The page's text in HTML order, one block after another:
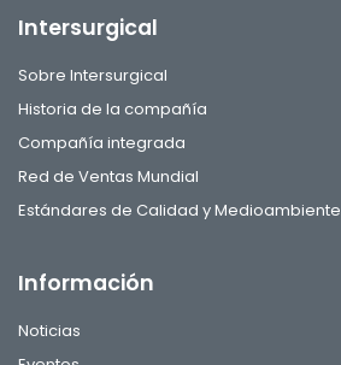
Intersurgical
Sobre Intersurgical
Historia de la compañía
Compañía integrada
Red de Ventas Mundial
Estándares de Calidad y Medioambiente
Información
Noticias